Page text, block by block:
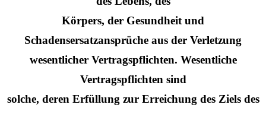
Körpers, der Gesundheit und
Schadensersatzansprüche aus der Verletzung
wesentlicher Vertragspflichten. Wesentliche
Vertragspflichten sind
solche, deren Erfüllung zur Erreichung des Ziels des